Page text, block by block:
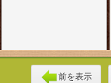
前を表示